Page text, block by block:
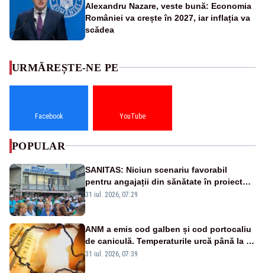
Alexandru Nazare, veste bună: Economia
României va crește în 2027, iar inflația va
scădea
URMĂREȘTE-NE PE
Facebook YouTube
POPULAR
SANITAS: Niciun scenariu favorabil
pentru angajații din sănătate în proiectul
Legii salarizării
31 iul. 2026, 07:29
ANM a emis cod galben și cod portocaliu
de caniculă. Temperaturile urcă până la 38
de grade, iar nopțile devin tropicale
31 iul. 2026, 07:39